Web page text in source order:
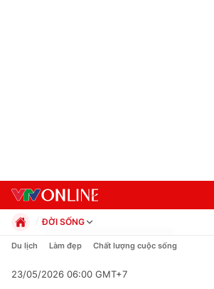
ĐỜI SỐNG
Chính trị
Pháp luật
Du lịch Làm đẹp Chất lượng cuộc sống
23/05/2026 06:00 GMT+7